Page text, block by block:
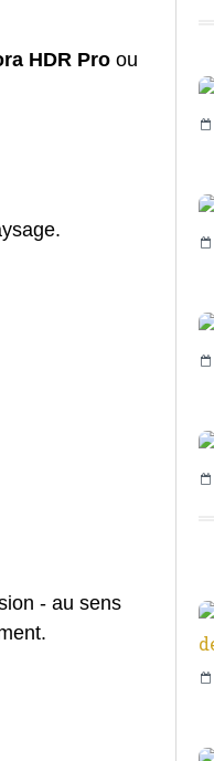
HDR Pro ou
- au sens